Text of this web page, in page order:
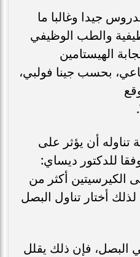
جيدا وغالبا ما
والطب الوظيفي
الهيستامين
بحسب جينا فولبي،
تناوله أن يؤثر على
للدكتور ديساي:
الكيرسيتين أكثر من
أختار تناول البصل
فإن ذلك يقلل